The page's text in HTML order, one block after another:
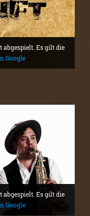
abgespielt. Es gilt die
Google
abgespielt. Es gilt die
Google